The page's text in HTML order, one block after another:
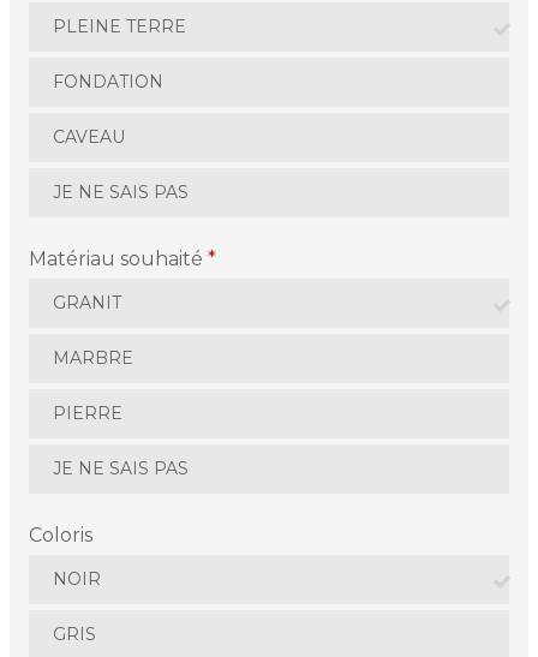
PLEINE TERRE
FONDATION
CAVEAU
JE NE SAIS PAS
Matériau souhaité*
GRANIT
MARBRE
PIERRE
JE NE SAIS PAS
Coloris
NOIR
GRIS